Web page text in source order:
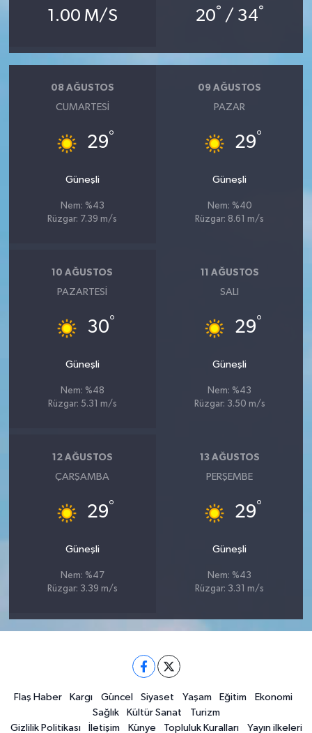
1.00 M/S 20° / 34°
08 AĞUSTOS
CUMARTESI
29°
Güneşli
Nem: %43
Rüzgar: 7.39 m/s
09 AĞUSTOS
PAZAR
29°
Güneşli
Nem: %40
Rüzgar: 8.61 m/s
10 AĞUSTOS
PAZARTESI
30°
Güneşli
Nem: %48
Rüzgar: 5.31 m/s
11 AĞUSTOS
SALI
29°
Güneşli
Nem: %43
Rüzgar: 3.50 m/s
12 AĞUSTOS
ÇARŞAMBA
29°
Güneşli
Nem: %47
Rüzgar: 3.39 m/s
13 AĞUSTOS
PERŞEMBE
29°
Güneşli
Nem: %43
Rüzgar: 3.31 m/s
Flaş Haber Kargı Güncel Siyaset Yaşam Eğitim
Ekonomi
Sağlık
Kültür Sanat
Turizm
Gizlilik Politikası
İletişim Künye Topluluk Kuralları Yayın ilkeleri